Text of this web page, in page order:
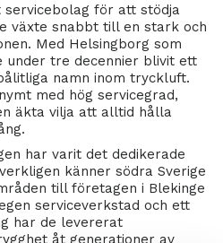
för att stödja
växte snabbt till en stark och
Med Helsingborg som
under tre decennier blivit ett
namn inom tryckluft.
med hög servicegrad,
äkta vilja att alltid hålla
har varit det dedikerade
känner södra Sverige
till företagen i Blekinge
serviceverkstad och ett
har de levererat
åt generationer av